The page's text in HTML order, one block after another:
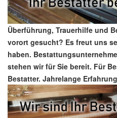
Überführung, Trauerhilfe und
vorort gesucht? Es freut uns
haben.
stehen wir für Sie bereit. Für
Bestatter. Jahrelange